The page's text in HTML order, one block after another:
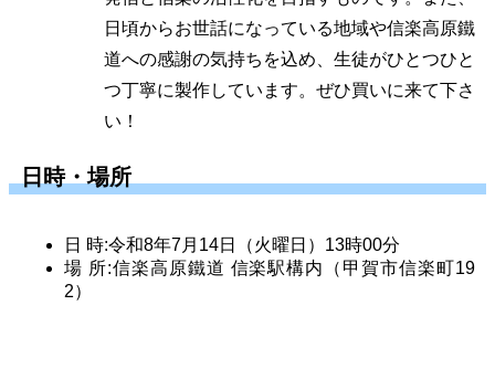
日頃からお世話になっている地域や信楽高原鐵
道への感謝の気持ちを込め、生徒がひとつひと
つ丁寧に製作しています。ぜひ買いに来て下さ
い！
日時・場所
日 時:令和8年7月14日（火曜日）13時00分
場 所:信楽高原鐵道 信楽駅構内（甲賀市信楽町19
2）